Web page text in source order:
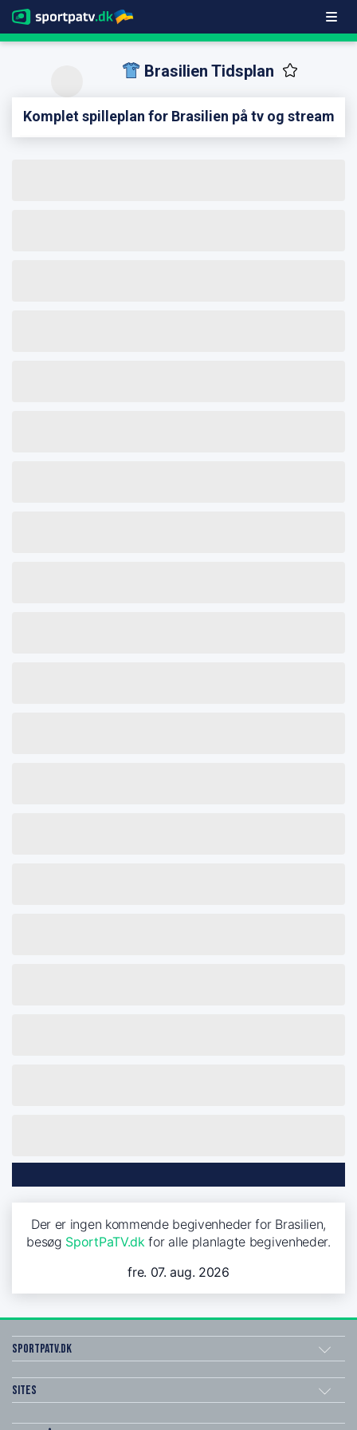
Brasilien Tidsplan
Komplet spilleplan for Brasilien på tv og stream
Der er ingen kommende begivenheder for Brasilien,
besøg SportPaTV.dk for alle planlagte begivenheder.
fre. 07. aug. 2026
SportPaTV.dk
Sites